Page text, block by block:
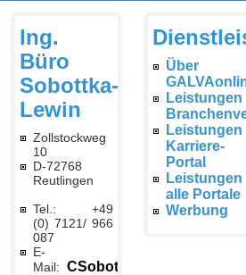
Ing.
Büro
Sobottka-
Lewin
Zollstockweg
10
D-72768
Reutlingen
Tel.: +49
(0) 7121/ 966
087
E-
Mail: CSobottka@galvaonline.de
Über
Leistungen
Leistungen
Karriere-
Portal
Leistungen
alle Portale
Werbung